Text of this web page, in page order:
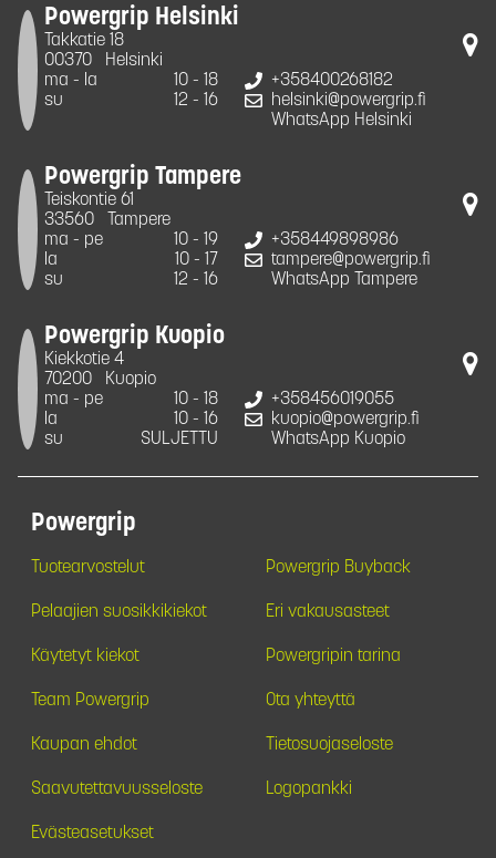
Powergrip Helsinki
Takkatie 18
00370
Helsinki
ma - la
10 - 18
su
12 - 16
+358400268182
helsinki@powergrip.fi
WhatsApp Helsinki
Powergrip Tampere
Teiskontie 61
33560
Tampere
ma - pe
10 - 19
la
10 - 17
su
12 - 16
+358449898986
tampere@powergrip.fi
WhatsApp Tampere
Powergrip Kuopio
Kiekkotie 4
70200
Kuopio
ma - pe
10 - 18
la
10 - 16
su
SULJETTU
+358456019055
kuopio@powergrip.fi
WhatsApp Kuopio
Powergrip
Tuotearvostelut Powergrip Buyback
Pelaajien suosikkikiekot Eri vakausasteet
Käytetyt kiekot Powergripin tarina
Team Powergrip Ota yhteyttä
Kaupan ehdot Tietosuojaseloste
Saavutettavuusseloste Logopankki
Evästeasetukset